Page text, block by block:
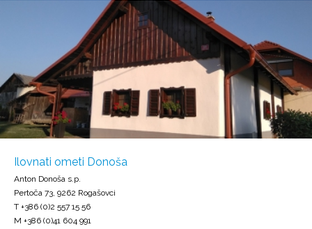
Ilovnati ometi Donoša
Anton Donoša s.p.
Pertoča 73, 9262 Rogašovci
T +386 (0)2 557 15 56
M +386 (0)41 604 991